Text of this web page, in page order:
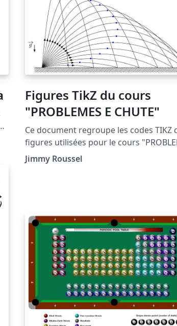
Figures TikZ du cours
"PROBLEMES E CHUTE"
Ce document regroupe les codes TIKZ
figures utilisées pour le cours
DE CHUTE" situé à la page http://femto-
physique.fr/mecanique/meca_C3.php
Jimmy Roussel